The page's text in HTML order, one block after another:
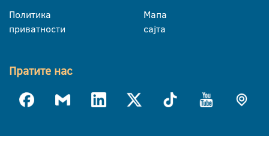
Политика
приватности
Мапа
сајта
Пратите нас